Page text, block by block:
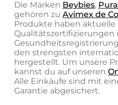
Die Marken Beybies,
gehören zu Avimex de
Produkte haben aktuelle
Qualitätszertifizierungen
den strengsten
hergestellt. Um unsere
kannst du auf unseren
Alle Einkäufe sind mit
Garantie abgesichert.